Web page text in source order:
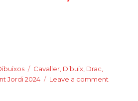
Tags
Cavaller Dibuix Drac
Jordi 2024 Leave a comment